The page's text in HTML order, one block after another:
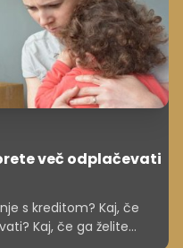
več odplačevati
s kreditom? Kaj, če
Kaj, če ga želite